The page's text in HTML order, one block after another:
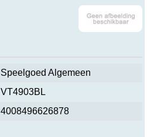
Speelgoed Algemeen
VT4903BL
4008496626878